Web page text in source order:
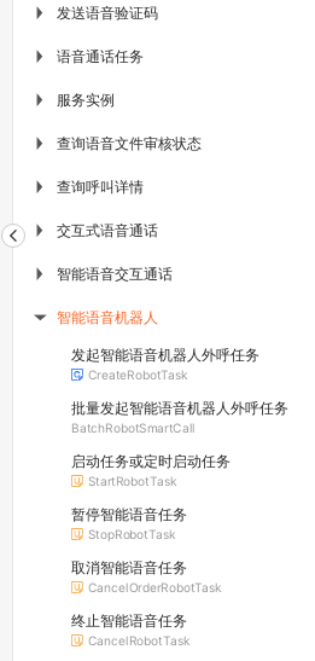
▶ 发送语音验证码
▶ 语音通话任务
▶ 服务实例
▶ 查询语音文件审核状态
▶ 查询呼叫详情
▶ 交互式语音通话
▶ 智能语音交互通话
▶ 智能语音机器人
发起智能语音机器人外呼任务
CreateRobotTask
批量发起智能语音机器人外呼任务
BatchRobotSmartCall
启动任务或定时启动任务
StartRobotTask
暂停智能语音任务
StopRobotTask
取消智能语音任务
CancelOrderRobotTask
终止智能语音任务
CancelRobotTask